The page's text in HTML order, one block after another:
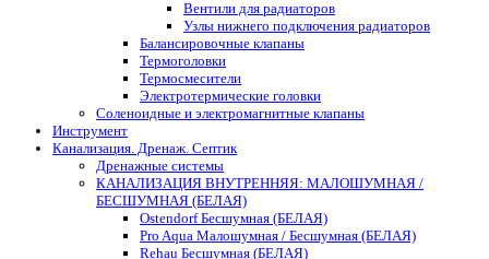
Вентили для радиаторов
Узлы нижнего подключения радиаторов
Балансировочные клапаны
Термоголовки
Термосмесители
Электротермические головки
Соленоидные и электромагнитные клапаны
Инструмент
Канализация. Дренаж. Септик
Дренажные системы
КАНАЛИЗАЦИЯ ВНУТРЕННЯЯ: МАЛОШУМНАЯ /
БЕСШУМНАЯ (БЕЛАЯ)
Ostendorf Бесшумная (БЕЛАЯ)
Pro Aqua Малошумная / Бесшумная (БЕЛАЯ)
Rehau Бесшумная (БЕЛАЯ)